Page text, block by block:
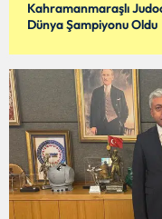
Kahramanmaraşlı
Dünya Şampiyonu Oldu